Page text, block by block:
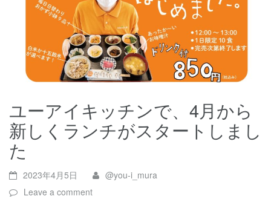
ユーアイキッチンで、4月から
新しくランチがスタートしまし
た
2023年4月5日
@you-i_mura
Leave a comment